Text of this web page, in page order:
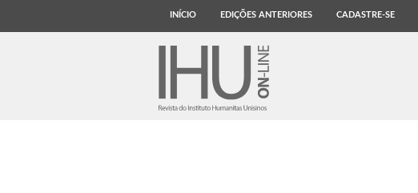
INÍCIO EDIÇÕES ANTERIORES CADASTRE-SE